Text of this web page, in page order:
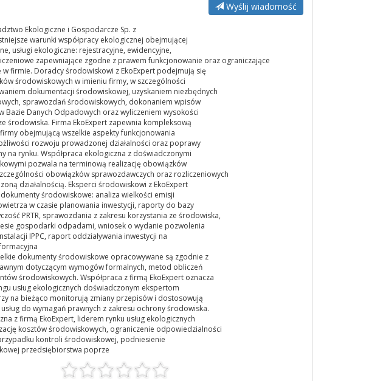
Wyślij wiadomość
Ekologiczne i Gospodarcze Sp. z
warunki współpracy ekologicznej obejmującej
usługi ekologiczne: rejestracyjne, ewidencyjne,
zapewniające zgodne z prawem funkcjonowanie oraz ograniczające
firmie. Doradcy środowiskowi z EkoExpert podejmują się
środowiskowych w imieniu firmy, w szczególności
dokumentacji środowiskowej, uzyskaniem niezbędnych
sprawozdań środowiskowych, dokonaniem wpisów
Bazie Danych Odpadowych oraz wyliczeniem wysokości
środowiska. Firma EkoExpert zapewnia kompleksową
obejmującą wszelkie aspekty funkcjonowania
rozwoju prowadzonej działalności oraz poprawy
na rynku. Współpraca ekologiczna z doświadczonymi
pozwala na terminową realizację obowiązków
obowiązków sprawozdawczych oraz rozliczeniowych
działalnością. Eksperci środowiskowi z EkoExpert
środowiskowe: analiza wielkości emisji
w czasie planowania inwestycji, raporty do bazy
PRTR, sprawozdania z zakresu korzystania ze środowiska,
gospodarki odpadami, wniosek o wydanie pozwolenia
IPPC, raport oddziaływania inwestycji na
dokumenty środowiskowe opracowywane są zgodnie z
dotyczącym wymogów formalnych, metod obliczeń
środowiskowych. Współpraca z firmą EkoExpert oznacza
usług ekologicznych doświadczonym ekspertom
na bieżąco monitorują zmiany przepisów i dostosowują
do wymagań prawnych z zakresu ochrony środowiska.
z firmą EkoExpert, liderem rynku usług ekologicznych
kosztów środowiskowych, ograniczenie odpowiedzialności
kontroli środowiskowej, podniesienie
przedsiębiorstwa poprze